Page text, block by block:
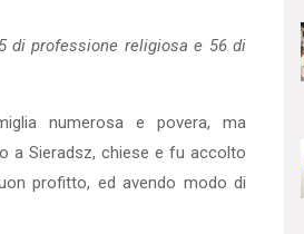
di professione religiosa e 56 di
numerosa e povera, ma
a Sieradsz, chiese e fu accolto
profitto, ed avendo modo di